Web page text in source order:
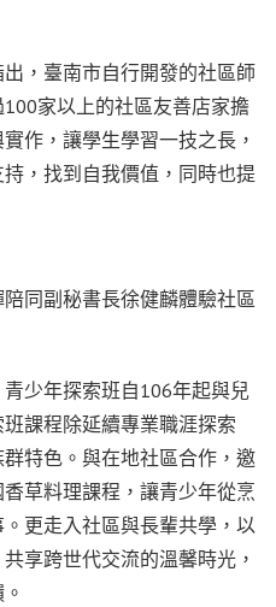
，臺南市自行開發的社區師
家以上的社區友善店家擔
作，讓學生學習一技之長，
，找到自我價值，同時也提
同副秘書長徐健麟體驗社區
少年探索班自106年起與兒
課程除延續專業職涯探索
特色。與在地社區合作，邀
草料理課程，讓青少年從烹
更走入社區與長輩共學，以
享跨世代交流的溫馨時光，